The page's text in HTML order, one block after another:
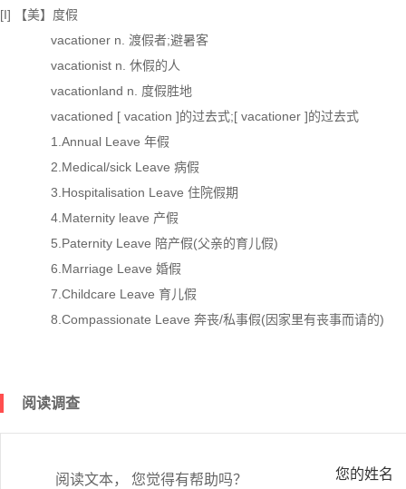
[I] 【美】度假
vacationer n. 渡假者;避暑客
vacationist n. 休假的人
vacationland n. 度假胜地
vacationed [ vacation ]的过去式;[ vacationer ]的过去式
1.Annual Leave 年假
2.Medical/sick Leave 病假
3.Hospitalisation Leave 住院假期
4.Maternity leave 产假
5.Paternity Leave 陪产假(父亲的育儿假)
6.Marriage Leave 婚假
7.Childcare Leave 育儿假
8.Compassionate Leave 奔丧/私事假(因家里有丧事而请的)
阅读调查
阅读文本， 您觉得有帮助吗？ 您的姓名